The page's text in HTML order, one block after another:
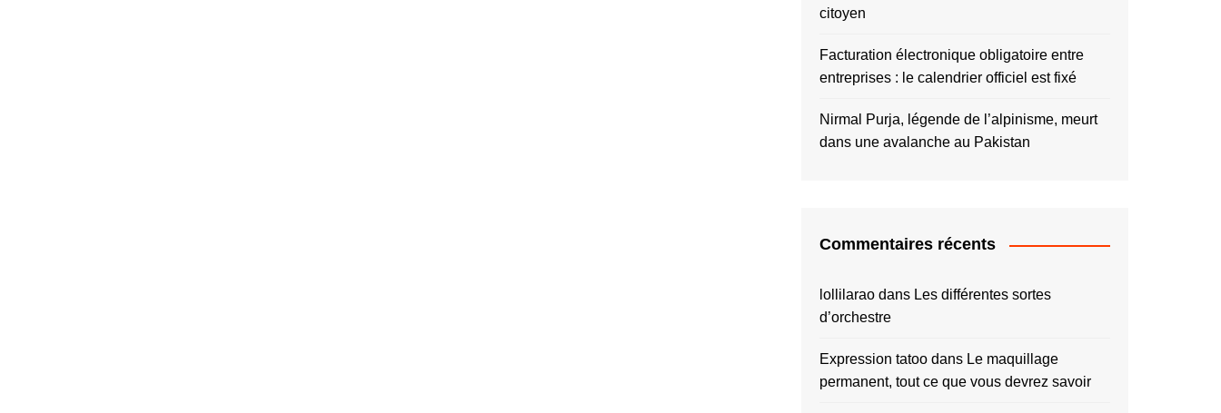
citoyen
Facturation électronique obligatoire entre
entreprises : le calendrier officiel est fixé
Nirmal Purja, légende de l’alpinisme, meurt
dans une avalanche au Pakistan
Commentaires récents
lollilarao dans Les différentes sortes
d’orchestre
Expression tatoo dans Le maquillage
permanent, tout ce que vous devrez savoir